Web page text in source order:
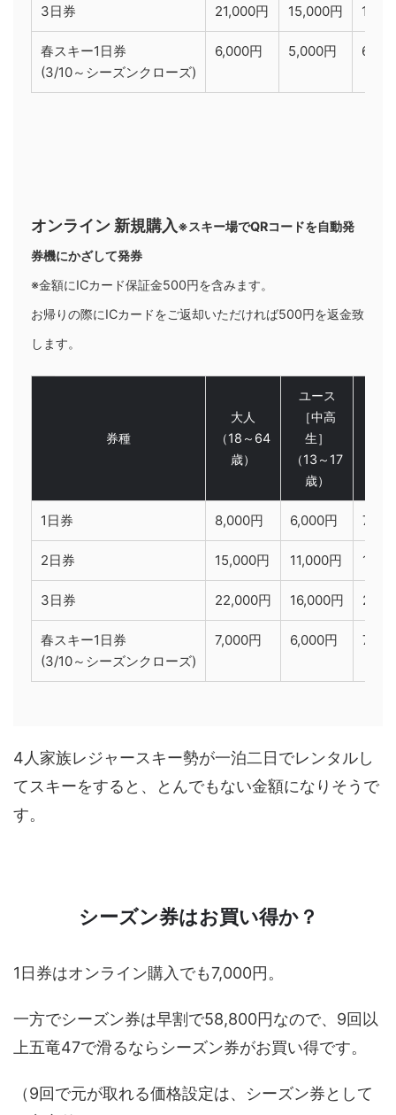
3日券 21,000円 15,000円
春スキー1日券
(3/10～シーズンクローズ)
6,000円 5,000円
オンライン 新規購入※スキー場でQRコードを自動発
券機にかざして発券
※金額にICカード保証金500円を含みます。
お帰りの際にICカードをご返却いただければ500円を返金致
します。
券種
大人
（18～64
歳）
ユース
［中高
生］
（13～17
歳）
1日券 8,000円 6,000円
2日券 15,000円 11,000円
3日券 22,000円 16,000円
春スキー1日券
(3/10～シーズンクローズ)
7,000円 6,000円
4人家族レジャースキー勢が一泊二日でレンタルし
てスキーをすると、とんでもない金額になりそうで
す。
シーズン券はお買い得か？
1日券はオンライン購入でも7,000円。
一方でシーズン券は早割で58,800円なので、9回以
上五竜47で滑るならシーズン券がお買い得です。
（9回で元が取れる価格設定は、シーズン券として